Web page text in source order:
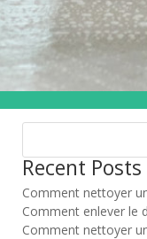
Recent Posts
Comment nettoyer
Comment enlever le
Comment nettoyer